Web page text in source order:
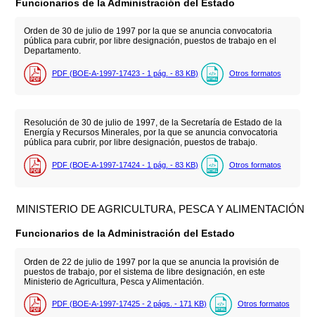
Funcionarios de la Administración del Estado
Orden de 30 de julio de 1997 por la que se anuncia convocatoria
pública para cubrir, por libre designación, puestos de trabajo en el
Departamento.
PDF (BOE-A-1997-17423 - 1 pág. - 83 KB) Otros formatos
Resolución de 30 de julio de 1997, de la Secretaría de Estado de la
Energía y Recursos Minerales, por la que se anuncia convocatoria
pública para cubrir, por libre designación, puestos de trabajo.
PDF (BOE-A-1997-17424 - 1 pág. - 83 KB) Otros formatos
MINISTERIO DE AGRICULTURA, PESCA Y ALIMENTACIÓN
Funcionarios de la Administración del Estado
Orden de 22 de julio de 1997 por la que se anuncia la provisión de
puestos de trabajo, por el sistema de libre designación, en este
Ministerio de Agricultura, Pesca y Alimentación.
PDF (BOE-A-1997-17425 - 2 págs. - 171 KB) Otros formatos